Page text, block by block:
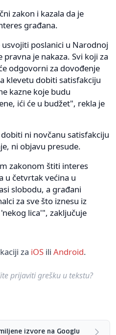
zakon i kazala da je
građana.
poslanici u Narodnoj
je nakaza. Svi koji za
odgovorni za dovođenje
klevetu dobiti satisfakciju
kazne koje budu
ići će u budžet", rekla je
ni novčanu satisfakciju
ni objavu presude.
zakonom štiti interes
u četvrtak većina u
slobodu, a građani
za sve što iznesu iz
lica'", zaključuje
za iOS ili Android.
prijaviti grešku u tekstu?
izvore na Googlu